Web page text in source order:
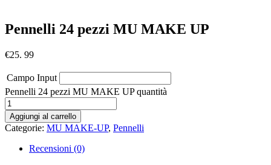
Pennelli 24 pezzi MU MAKE UP
€25. 99
Campo Input
Pennelli 24 pezzi MU MAKE UP quantità
Aggiungi al carrello
Categorie: MU MAKE-UP, Pennelli
Recensioni (0)